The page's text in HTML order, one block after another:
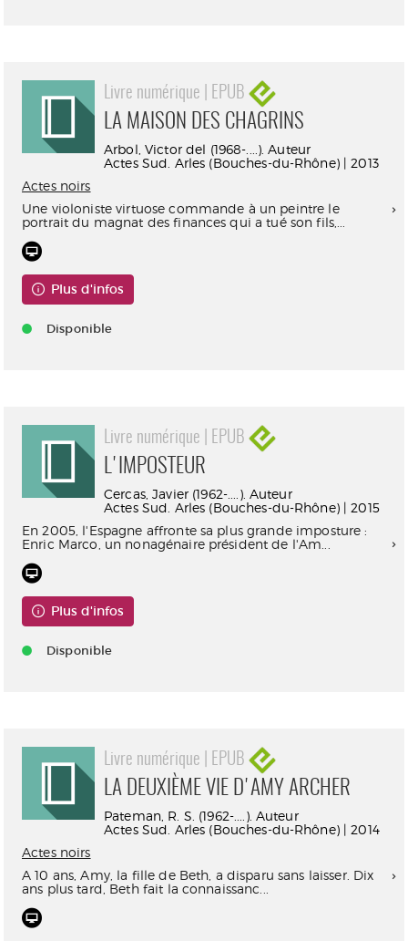
Livre numérique | EPUB
LA MAISON DES CHAGRINS
Arbol, Victor del (1968-....). Auteur
Actes Sud. Arles (Bouches-du-Rhône) | 2013
Actes noirs
Une violoniste virtuose commande à un peintre le
portrait du magnat des finances qui a tué son fils,...
Plus d'infos
Disponible
Livre numérique | EPUB
L'IMPOSTEUR
Cercas, Javier (1962-....). Auteur
Actes Sud. Arles (Bouches-du-Rhône) | 2015
En 2005, l'Espagne affronte sa plus grande imposture :
Enric Marco, un nonagénaire président de l'Am...
Plus d'infos
Disponible
Livre numérique | EPUB
LA DEUXIÈME VIE D'AMY ARCHER
Pateman, R. S. (1962-....). Auteur
Actes Sud. Arles (Bouches-du-Rhône) | 2014
Actes noirs
A 10 ans, Amy, la fille de Beth, a disparu sans laisser. Dix
ans plus tard, Beth fait la connaissanc...